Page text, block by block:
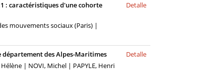
: caractéristiques d'une cohorte
mouvements sociaux (Paris) |
Detalle
département des Alpes-Maritimes
Hélène | NOVI, Michel | PAPYLE, Henri
Detalle